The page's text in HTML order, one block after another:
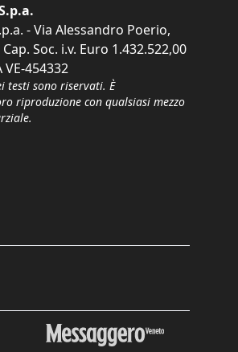
- Via Alessandro Poerio,
Soc. i.v. Euro 1.432.522,00
VE-454332
testi sono riservati. È
riproduzione con qualsiasi mezzo